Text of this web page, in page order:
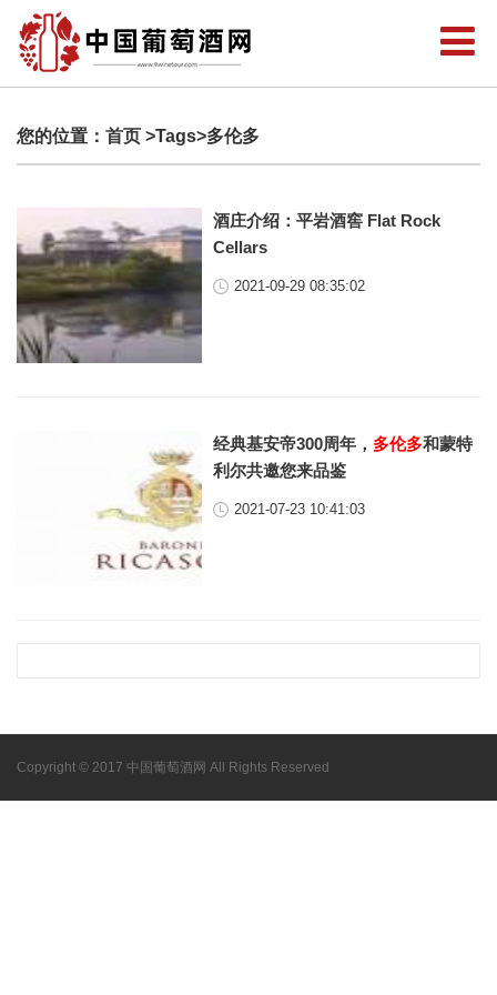
您的位置： 首页 >Tags>多伦多
酒庄介绍：平岩酒窖 Flat Rock
Cellars
2021-09-29 08:35:02
经典基安帝300周年， 多伦多和蒙特
利尔共邀您来品鉴
2021-07-23 10:41:03
Copyright © 2017 中国葡萄酒网 All Rights Reserved